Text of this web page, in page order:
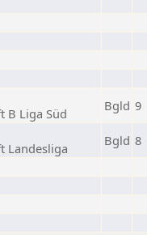
B Liga Süd
Bgld 9
Landesliga
Bgld 8